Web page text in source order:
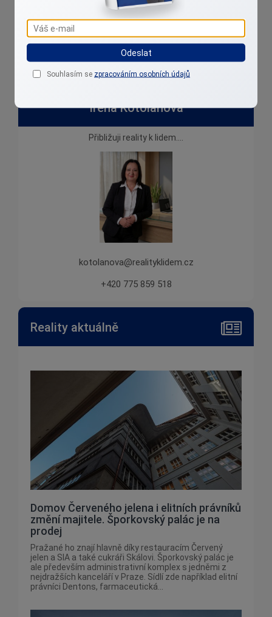
kontaktů na mém webu.
Irena Kotolanová
Přibližuji reality k lidem....
kotolanova@realityklidem.cz
+420 775 859 518
Reality aktuálně
Domov Červeného jelena i elitních právníků
změní majitele. Šporkovský palác je na
prodej
Pražané ho znají hlavně díky restauracím Červený
jelen a SIA a také cukráři Skálovi. Šporkovský palác je
ale především administrativní komplex s jedněmi z
nejdražších kanceláří v Praze. Sídlí zde například elitní
právníci Dentons, farmaceutická...
Odeslat
Souhlasím se zpracováním osobních údajů